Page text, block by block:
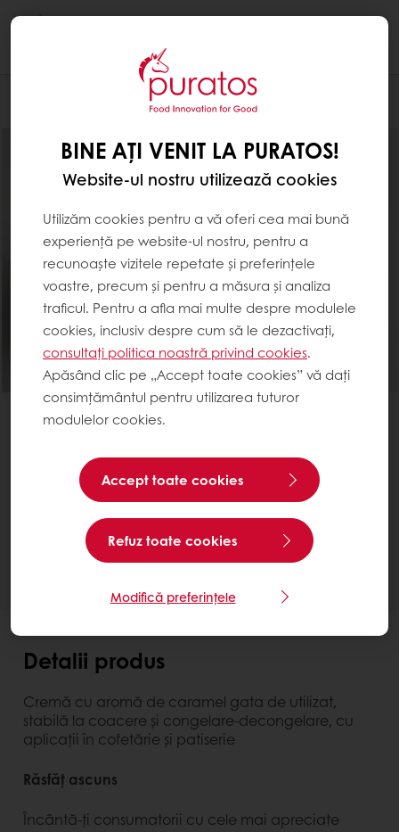
Cremfil Caramel
Bucket 13 kg
Contactează-ne
Ai nevoie de mai multe informații? Suntem bucuroși
să te ajutăm.
Detalii produs
Cremă cu aromă de caramel gata de utilizat,
stabilă la coacere şi congelare-decongelare, cu
aplicaţii în cofetărie şi patiserie
Răsfăț ascuns
Încântă-ți consumatorii cu cele mai apreciate
BINE AȚI VENIT LA PURATOS!
Website-ul nostru utilizează cookies
Utilizăm cookies pentru a vă oferi cea mai bună
experiență pe website-ul nostru, pentru a
recunoaște vizitele repetate și preferințele
voastre, precum și pentru a măsura și analiza
traficul. Pentru a afla mai multe despre modulele
cookies, inclusiv despre cum să le dezactivați,
consultați politica noastră privind cookies.
Apăsând clic pe „Accept toate cookies” vă dați
consimțământul pentru utilizarea tuturor
modulelor cookies.
Accept toate cookies
Refuz toate cookies
Modifică preferințele